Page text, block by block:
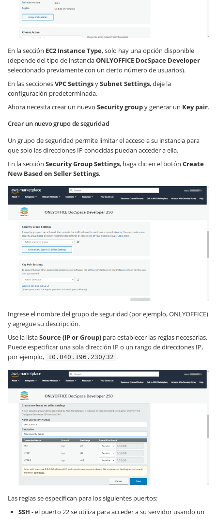
En la sección EC2 Instance Type, solo hay una opción disponible
(depende del tipo de instanciaONLYOFFICE DocSpace Developer
seleccionado previamente con un cierto número de usuarios).
En las seccionesVPC SettingsySubnet Settings, deje la
configuración predeterminada.
Ahora necesita crear un nuevo Security groupy generar un Key pair.
Crear un nuevo grupo de seguridad
Un grupo de seguridad permite limitar el acceso a su instancia para
que solo las direcciones IP conocidas puedan acceder a ella.
En la sección Security Group Settings, haga clic en el botón Create
New Based on Seller Settings.
Ingrese el nombre del grupo de seguridad (por ejemplo, ONLYOFFICE)
y agregue su descripción.
Use la listaSource (IP or Group) para establecer las reglas necesarias.
Puede especificar una sola dirección IP o un rango de direcciones IP,
por ejemplo, 10.040.196.230/32 .
Las reglas se especifican para los siguientes puertos:
SSH - el puerto 22 se utiliza para acceder a su servidor usando un